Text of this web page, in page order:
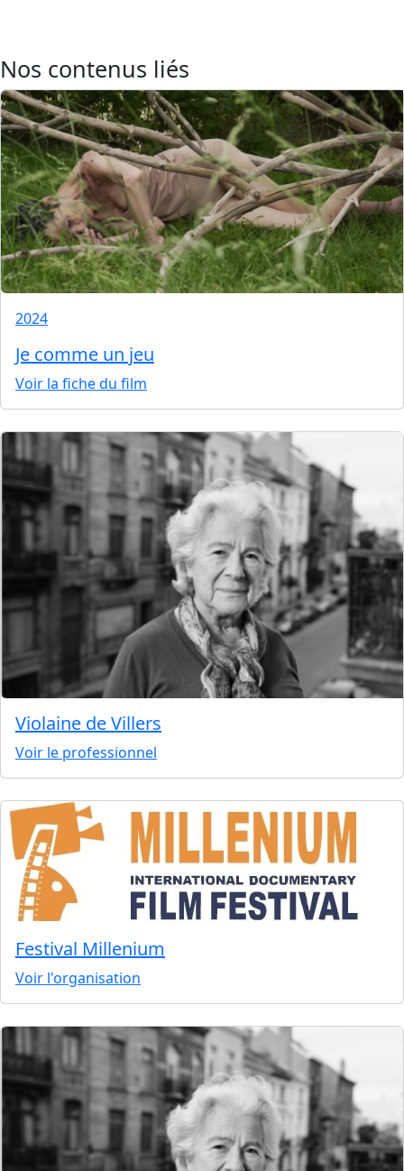
Nos contenus liés
2024
Je comme un jeu
Voir la fiche du film
Violaine de Villers
Voir le professionnel
Festival Millenium
Voir l'organisation